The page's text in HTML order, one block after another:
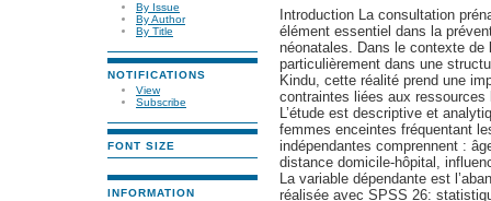
By Issue
By Author
By Title
NOTIFICATIONS
View
Subscribe
FONT SIZE
INFORMATION
Introduction La consultation
élément essentiel dans la
néonatales. Dans le contexte de
particulièrement dans une
Kindu, cette réalité prend une
contraintes liées aux
L’étude est descriptive et
femmes enceintes fréquentant
indépendantes comprennent :
distance domicile-hôpital,
La variable dépendante est
réalisée avec SPSS 26: